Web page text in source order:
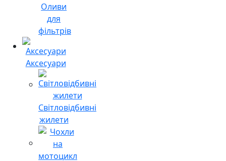
Оливи
для
фільтрів
Аксесуари
Світловідбивні
жилети